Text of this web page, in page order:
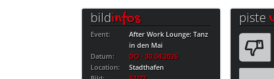
bildinfos
Event:
After Work Lounge: Tanz
in den Mai
Datum:
DO · 30.04.2026
Location:
Stadthafen
piste